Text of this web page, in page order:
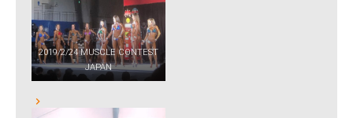
2019/2/24 MUSCLE CONTEST
JAPAN